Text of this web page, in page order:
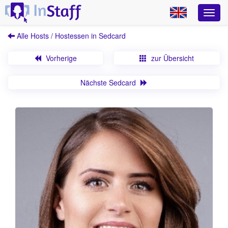
Alle Hosts / Hostessen in Sedcard
Vorherige zur Übersicht
Nächste Sedcard